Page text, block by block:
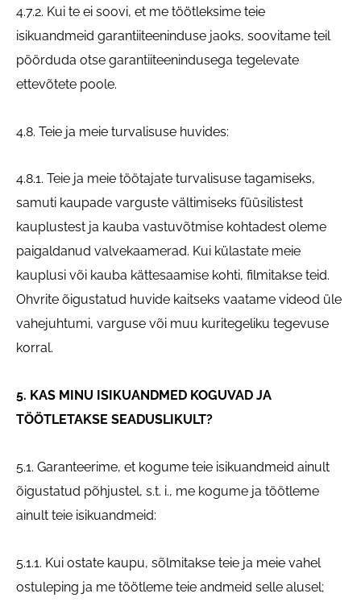
4.7.2. Kui te ei soovi, et me töötleksime teie
isikuandmeid garantiiteeninduse jaoks, soovitame teil
pöörduda otse garantiiteenindusega tegelevate
ettevõtete poole.
4.8. Teie ja meie turvalisuse huvides:
4.8.1. Teie ja meie töötajate turvalisuse tagamiseks,
samuti kaupade varguste vältimiseks füüsilistest
kauplustest ja kauba vastuvõtmise kohtadest oleme
paigaldanud valvekaamerad. Kui külastate meie
kauplusi või kauba kättesaamise kohti, filmitakse teid.
Ohvrite õigustatud huvide kaitseks vaatame videod üle
vahejuhtumi, varguse või muu kuritegeliku tegevuse
korral.
5. KAS MINU ISIKUANDMED KOGUVAD JA
TÖÖTLETAKSE SEADUSLIKULT?
5.1. Garanteerime, et kogume teie isikuandmeid ainult
õigustatud põhjustel, s.t. i., me kogume ja töötleme
ainult teie isikuandmeid:
5.1.1. Kui ostate kaupu, sõlmitakse teie ja meie vahel
ostuleping ja me töötleme teie andmeid selle alusel;